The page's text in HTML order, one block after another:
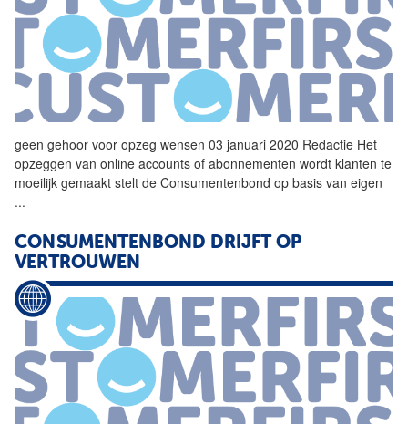
geen gehoor voor opzeg wensen 03 januari 2020 Redactie Het
opzeggen van online accounts of abonnementen wordt klanten te
moeilijk gemaakt stelt de Consumentenbond op basis van eigen
...
CONSUMENTENBOND DRIJFT OP
VERTROUWEN